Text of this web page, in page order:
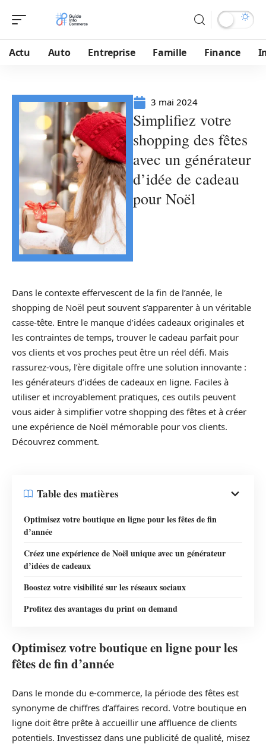
Actu Auto Entreprise Famille Finance
3 mai 2024
Simplifiez votre
shopping des fêtes
avec un générateur
d’idée de cadeau
pour Noël
Dans le contexte effervescent de la fin de l’année, le
shopping de Noël peut souvent s’apparenter à un véritable
casse-tête. Entre le manque d’idées cadeaux originales et
les contraintes de temps, trouver le cadeau parfait pour
vos clients et vos proches peut être un réel défi. Mais
rassurez-vous, l’ère digitale offre une solution innovante :
les générateurs d’idées de cadeaux en ligne. Faciles à
utiliser et incroyablement pratiques, ces outils peuvent
vous aider à simplifier votre shopping des fêtes et à créer
une expérience de Noël mémorable pour vos clients.
Découvrez comment.
Table des matières
Optimisez votre boutique en ligne pour les fêtes de fin
d’année
Créez une expérience de Noël unique avec un générateur
d’idées de cadeaux
Boostez votre visibilité sur les réseaux sociaux
Profitez des avantages du print on demand
Optimisez votre boutique en ligne pour les
fêtes de fin d’année
Dans le monde du e-commerce, la période des fêtes est
synonyme de chiffres d’affaires record. Votre boutique en
ligne doit être prête à accueillir une affluence de clients
potentiels. Investissez dans une publicité de qualité, misez